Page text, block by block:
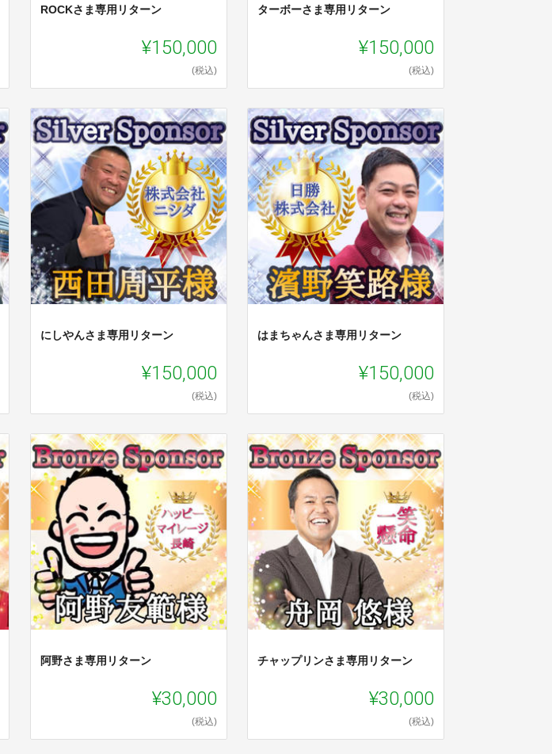
ROCKさま専用リターン
¥150,000
(税込)
ターボーさま専用リターン
¥150,000
(税込)
にしやんさま専用リターン
¥150,000
(税込)
はまちゃんさま専用リターン
¥150,000
(税込)
阿野さま専用リターン
¥30,000
(税込)
チャップリンさま専用リターン
¥30,000
(税込)